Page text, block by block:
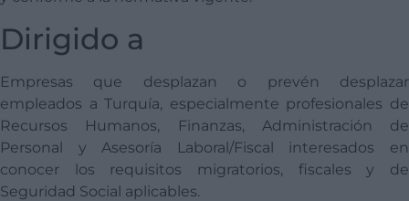
Dirigido a
Empresas que desplazan o prevén desplazar
empleados a Turquía, especialmente profesionales de
Recursos Humanos, Finanzas, Administración de
Personal y Asesoría Laboral/Fiscal interesados en
conocer los requisitos migratorios, fiscales y de
Seguridad Social aplicables.